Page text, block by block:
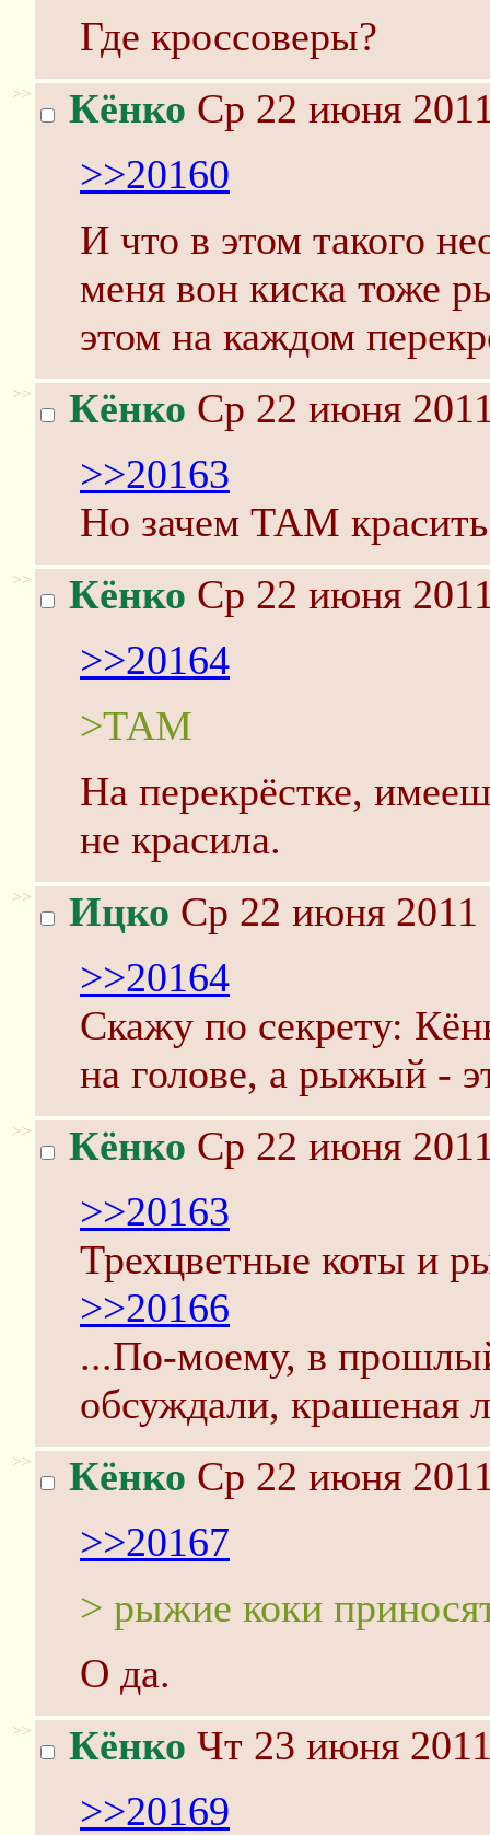
Где кроссоверы?
>> Кёнко Ср 22 июня
>>20160
И что в этом такого
меня вон киска тоже
этом на каждом
>> Кёнко Ср 22 июня
>>20163
Но зачем ТАМ
>> Кёнко Ср 22 июня
>>20164
>ТАМ
На перекрёстке,
не красила.
>> Ицко Ср 22 июня 2011
>>20164
Скажу по секрету:
на голове, а рыжый -
>> Кёнко Ср 22 июня
>>20163
Трехцветные коты и
>>20166
...По-моему, в
обсуждали, крашеная
>> Кёнко Ср 22 июня
>>20167
> рыжие коки
О да.
>> Кёнко Чт 23 июня
>>20169